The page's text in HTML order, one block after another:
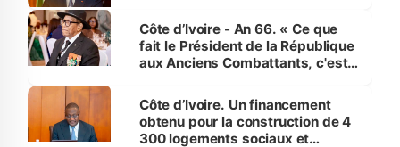
Côte d’Ivoire - An 66. « Ce que
fait le Président de la République
aux Anciens Combattants, c'est
Côte d’Ivoire. Un financement
obtenu pour la construction de 4
300 logements sociaux et